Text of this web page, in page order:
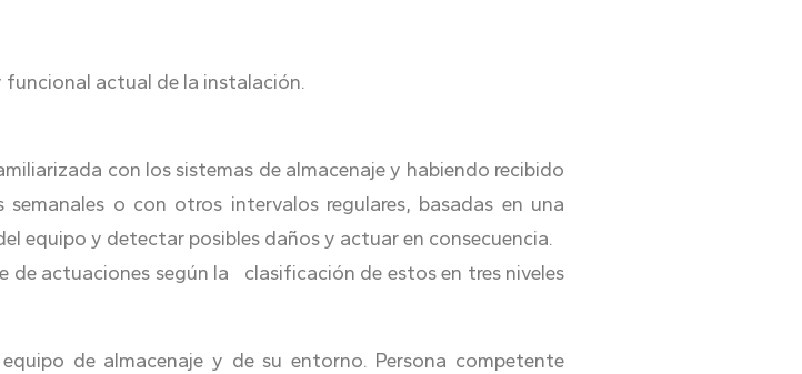
actual de la instalación.
con los sistemas de almacenaje y habiendo recibido
o con otros intervalos regulares, basadas en una
equipo y detectar posibles daños y actuar en consecuencia.
de actuaciones según la clasificación de estos en tres niveles
de almacenaje y de su entorno. Persona competente